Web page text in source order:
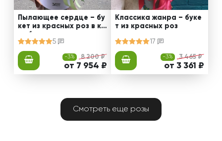
Пылающее сердце – бу
кет из красных роз в ко
робке
5
-3% 8 200 ₽
от 7 954 ₽
Классика жанра – буке
т из красных роз
17
-3% 3 465 ₽
от 3 361 ₽
Смотреть еще розы